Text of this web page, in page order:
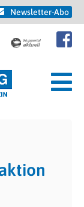
Newsletter-Abo